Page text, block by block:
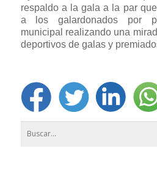
respaldo a la gala a la par
a los galardonados por
municipal realizando una
deportivos de galas y